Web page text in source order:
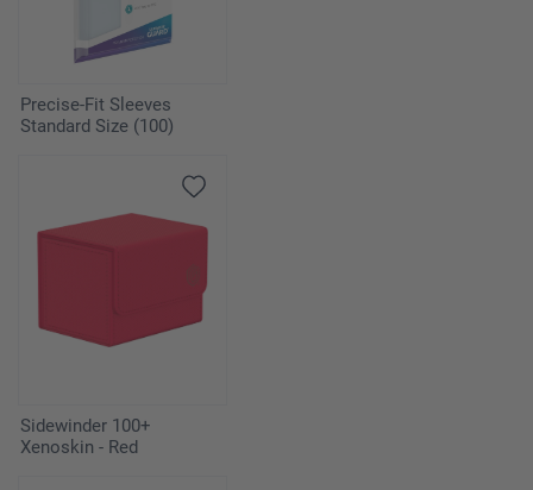
Precise-Fit Sleeves
Standard Size (100)
Sidewinder 100+
Xenoskin - Red